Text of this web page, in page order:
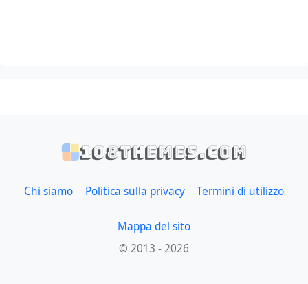
108themes.com
Chi siamo Politica sulla privacy Termini di utilizzo
Mappa del sito
© 2013 - 2026